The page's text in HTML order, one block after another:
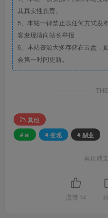
其真实性负责。
5、本站一律禁止以任何方式发
客发现请向站长举报
6、本站资源大多存储在云盘，
会第一时间更新。
其他
# ai
# 变现 # 副业
喜欢就
点赞 14